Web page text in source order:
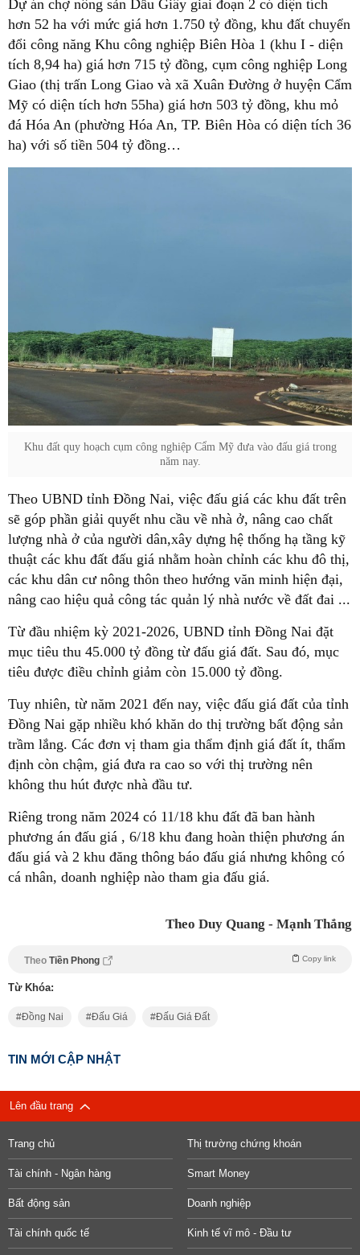
Dự án chợ nông sản Dầu Giây giai đoạn 2 có diện tích
hơn 52 ha với mức giá hơn 1.750 tỷ đồng, khu đất chuyển
đổi công năng Khu công nghiệp Biên Hòa 1 (khu I - diện
tích 8,94 ha) giá hơn 715 tỷ đồng, cụm công nghiệp Long
Giao (thị trấn Long Giao và xã Xuân Đường ở huyện Cẩm
Mỹ có diện tích hơn 55ha) giá hơn 503 tỷ đồng, khu mỏ
đá Hóa An (phường Hóa An, TP. Biên Hòa có diện tích 36
ha) với số tiền 504 tỷ đồng…
Khu đất quy hoạch cụm công nghiệp Cẩm Mỹ đưa vào đấu giá trong
năm nay.
Theo UBND tỉnh Đồng Nai, việc đấu giá các khu đất trên
sẽ góp phần giải quyết nhu cầu về nhà ở, nâng cao chất
lượng nhà ở của người dân,xây dựng hệ thống hạ tầng kỹ
thuật các khu đất đấu giá nhằm hoàn chỉnh các khu đô thị,
các khu dân cư nông thôn theo hướng văn minh hiện đại,
nâng cao hiệu quả công tác quản lý nhà nước về đất đai ...
Từ đầu nhiệm kỳ 2021-2026, UBND tỉnh Đồng Nai đặt
mục tiêu thu 45.000 tỷ đồng từ đấu giá đất. Sau đó, mục
tiêu được điều chỉnh giảm còn 15.000 tỷ đồng.
Tuy nhiên, từ năm 2021 đến nay, việc đấu giá đất của tỉnh
Đồng Nai gặp nhiều khó khăn do thị trường bất động sản
trầm lắng. Các đơn vị tham gia thẩm định giá đất ít, thẩm
định còn chậm, giá đưa ra cao so với thị trường nên
không thu hút được nhà đầu tư.
Riêng trong năm 2024 có 11/18 khu đất đã ban hành
phương án đấu giá , 6/18 khu đang hoàn thiện phương án
đấu giá và 2 khu đăng thông báo đấu giá nhưng không có
cá nhân, doanh nghiệp nào tham gia đấu giá.
Theo Duy Quang - Mạnh Thắng
Theo Tiền Phong Copy link
Từ Khóa:
Đồng Nai Đấu Giá Đấu Giá Đất
TIN MỚI CẬP NHẬT
Lên đầu trang
Trang chủ Thị trường chứng khoán
Tài chính - Ngân hàng Smart Money
Bất động sản Doanh nghiệp
Tài chính quốc tế Kinh tế vĩ mô - Đầu tư